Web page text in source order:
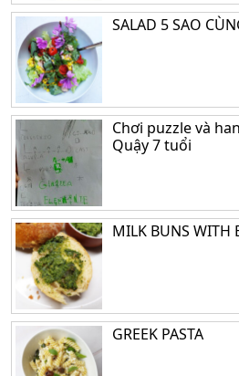
SALAD 5 SAO
Chơi puzzle và
Quậy 7 tuổi
MILK BUNS WITH
GREEK PASTA